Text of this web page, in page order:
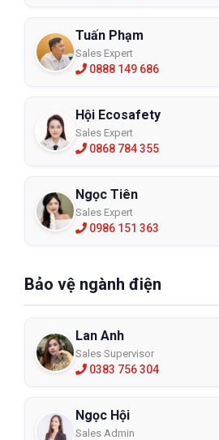
Tuấn Phạm
Sales Expert
0888 149 686
Hội Ecosafety
Sales Expert
0868 784 355
Ngọc Tiên
Sales Expert
0986 151 363
Bảo vệ ngành điện
Lan Anh
Sales Supervisor
0383 756 304
Ngọc Hội
Sales Admin